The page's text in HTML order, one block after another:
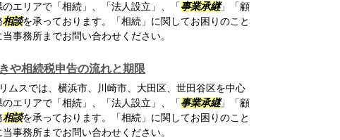
のエリアで「相続」、「法人設立」、「事業承継」「顧
相談を承っております。「相続」に関してお困りのこと
事務所までお問い合わせください。
や相続税申告の流れと期限
ムスでは、横浜市、川崎市、大田区、世田谷区を中心
のエリアで「相続」、「法人設立」、「事業承継」「顧
相談を承っております。「相続」に関してお困りのこと
事務所までお問い合わせください。